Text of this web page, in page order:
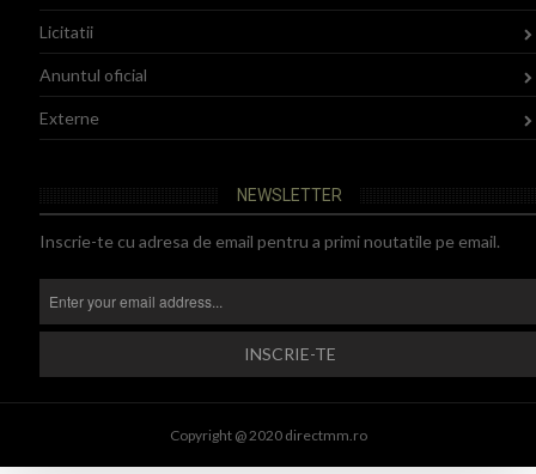
Licitatii
Anuntul oficial
Externe
NEWSLETTER
Inscrie-te cu adresa de email pentru a primi noutatile pe email.
Copyright @ 2020 directmm.ro